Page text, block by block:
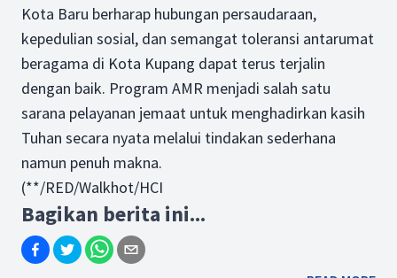
Kota Baru berharap hubungan persaudaraan,
kepedulian sosial, dan semangat toleransi antarumat
beragama di Kota Kupang dapat terus terjalin
dengan baik. Program AMR menjadi salah satu
sarana pelayanan jemaat untuk menghadirkan kasih
Tuhan secara nyata melalui tindakan sederhana
namun penuh makna.
(**/RED/Walkhot/HCI
Bagikan berita ini...